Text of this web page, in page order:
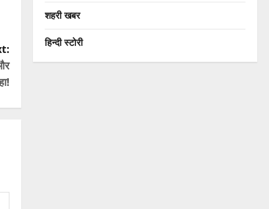
शहरी खबर
हिन्दी स्टोरी